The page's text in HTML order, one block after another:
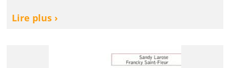
Lire plus ›